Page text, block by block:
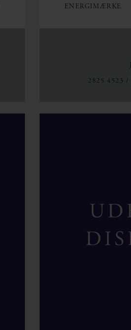
ENERGIMÆRKE
2825 4523 /